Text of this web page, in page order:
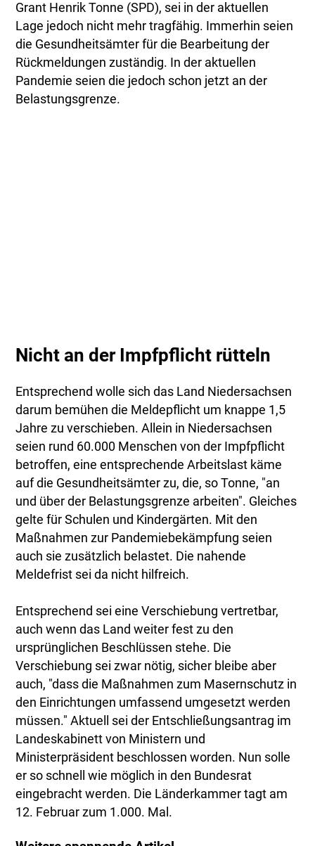
Grant Henrik Tonne (SPD), sei in der aktuellen
Lage jedoch nicht mehr tragfähig. Immerhin seien
die Gesundheitsämter für die Bearbeitung der
Rückmeldungen zuständig. In der aktuellen
Pandemie seien die jedoch schon jetzt an der
Belastungsgrenze.
Nicht an der Impfpflicht rütteln
Entsprechend wolle sich das Land Niedersachsen
darum bemühen die Meldepflicht um knappe 1,5
Jahre zu verschieben. Allein in Niedersachsen
seien rund 60.000 Menschen von der Impfpflicht
betroffen, eine entsprechende Arbeitslast käme
auf die Gesundheitsämter zu, die, so Tonne, "an
und über der Belastungsgrenze arbeiten". Gleiches
gelte für Schulen und Kindergärten. Mit den
Maßnahmen zur Pandemiebekämpfung seien
auch sie zusätzlich belastet. Die nahende
Meldefrist sei da nicht hilfreich.
Entsprechend sei eine Verschiebung vertretbar,
auch wenn das Land weiter fest zu den
ursprünglichen Beschlüssen stehe. Die
Verschiebung sei zwar nötig, sicher bleibe aber
auch, "dass die Maßnahmen zum Masernschutz in
den Einrichtungen umfassend umgesetzt werden
müssen." Aktuell sei der Entschließungsantrag im
Landeskabinett von Ministern und
Ministerpräsident beschlossen worden. Nun solle
er so schnell wie möglich in den Bundesrat
eingebracht werden. Die Länderkammer tagt am
12. Februar zum 1.000. Mal.